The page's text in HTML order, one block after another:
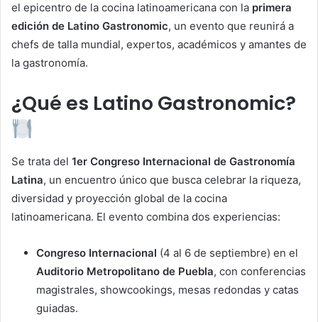
el epicentro de la cocina latinoamericana con la primera
edición de Latino Gastronomic, un evento que reunirá a
chefs de talla mundial, expertos, académicos y amantes de
la gastronomía.
¿Qué es Latino Gastronomic?
Se trata del 1er Congreso Internacional de Gastronomía
Latina, un encuentro único que busca celebrar la riqueza,
diversidad y proyección global de la cocina
latinoamericana. El evento combina dos experiencias:
Congreso Internacional (4 al 6 de septiembre) en el
Auditorio Metropolitano de Puebla, con conferencias
magistrales, showcookings, mesas redondas y catas
guiadas.